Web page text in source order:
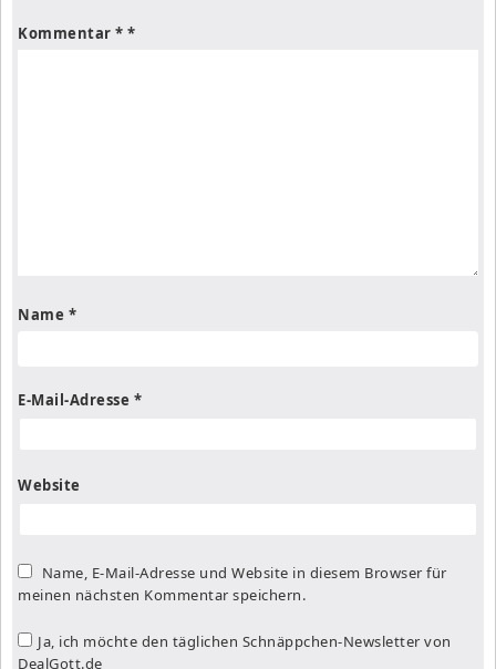
Kommentar *
Name *
E-Mail-Adresse *
Website
Name, E-Mail-Adresse und Website in diesem Browser für
meinen nächsten Kommentar speichern.
Ja, ich möchte den täglichen Schnäppchen-Newsletter von
DealGott.de